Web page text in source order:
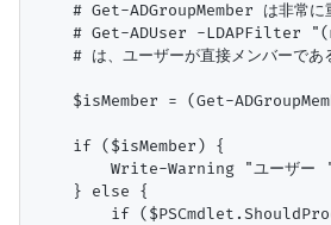
# Get-ADGroupMember は非常に重
# Get-ADUser -LDAPFilter
# は、ユーザーが直接メンバーであ
$isMember = (Get-
    if ($isMember) {
Write-Warning "ユーザー
    } else {
if